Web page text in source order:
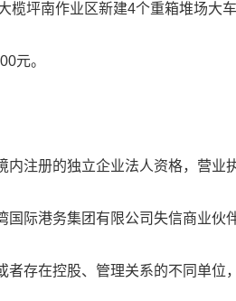
榄坪南作业区新建4个重箱堆场大
元。
内注册的独立企业法人资格，营业
国际港务集团有限公司失信商业伙
者存在控股、管理关系的不同单